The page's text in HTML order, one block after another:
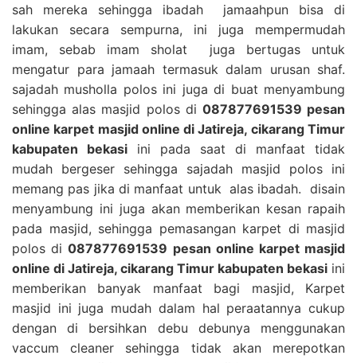
sah mereka sehingga ibadah jamaahpun bisa di
lakukan secara sempurna, ini juga mempermudah
imam, sebab imam sholat juga bertugas untuk
mengatur para jamaah termasuk dalam urusan shaf.
sajadah musholla polos ini juga di buat menyambung
sehingga alas masjid polos di 087877691539 pesan
online karpet masjid online di Jatireja, cikarang Timur
kabupaten bekasi ini pada saat di manfaat tidak
mudah bergeser sehingga sajadah masjid polos ini
memang pas jika di manfaat untuk alas ibadah. disain
menyambung ini juga akan memberikan kesan rapaih
pada masjid, sehingga pemasangan karpet di masjid
polos di087877691539 pesan online karpet masjid
online di Jatireja, cikarang Timur kabupaten bekasi ini
memberikan banyak manfaat bagi masjid, Karpet
masjid ini juga mudah dalam hal peraatannya cukup
dengan di bersihkan debu debunya menggunakan
vaccum cleaner sehingga tidak akan merepotkan